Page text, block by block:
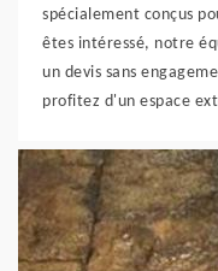
spécialement conçus
êtes intéressé, notre
un devis sans
profitez d'un espace